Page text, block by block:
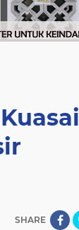
SHARE